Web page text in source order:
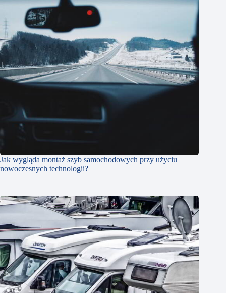
Jak wygląda montaż szyb samochodowych przy użyciu
nowoczesnych technologii?